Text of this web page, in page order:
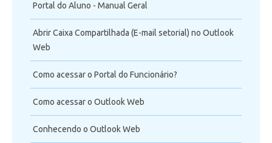
Portal do Aluno - Manual Geral
Abrir Caixa Compartilhada (E-mail setorial) no Outlook
Web
Como acessar o Portal do Funcionário?
Como acessar o Outlook Web
Conhecendo o Outlook Web